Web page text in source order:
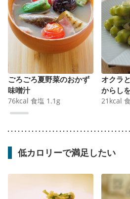
ごろごろ夏野菜のおかず
味噌汁
76kcal 食塩 1.1 g
オクラ
からし
21 kcal
低カロリーで満足したい